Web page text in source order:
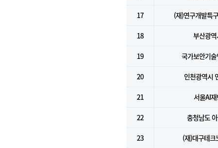
17 (재)연구개발특
18 부산광
19 국가보안기
20 인천광역시
21 서울AI재
22 충청남도
23 (재)대구테크